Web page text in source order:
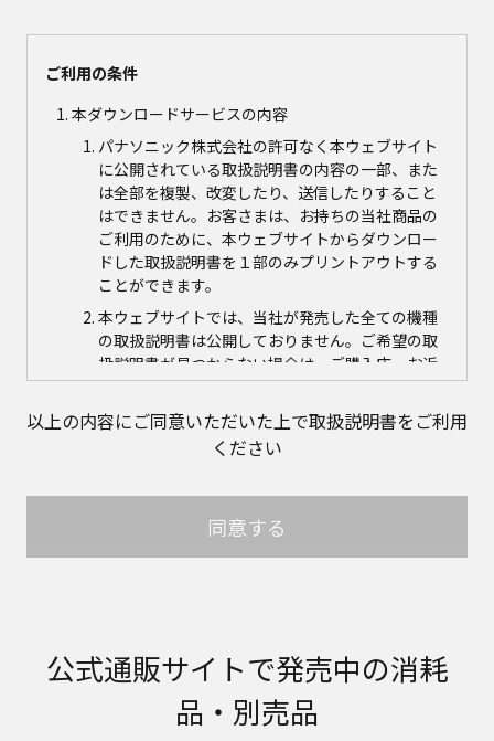
ご利用の条件
本ダウンロードサービスの内容
パナソニック株式会社の許可なく本ウェブサイト
に公開されている取扱説明書の内容の一部、また
は全部を複製、改変したり、送信したりすること
はできません。お客さまは、お持ちの当社商品の
ご利用のために、本ウェブサイトからダウンロー
ドした取扱説明書を１部のみプリントアウトする
ことができます。
本ウェブサイトでは、当社が発売した全ての機種
の取扱説明書は公開しておりません。ご希望の取
扱説明書が見つからない場合は、ご購入店、お近
くの当社商品の取扱店、または当社サービス会社
に直接お問い合わせの上、ご購入いただきますよ
うお願いいたします。ただし、商品自体の生産中
止などの理由により、当該商品につき取扱説明書
めご了承ください。
本ウェブサイトに公開されている取扱説明書の対
象商品が生産中止などの理由でご購入できない場
のお取り扱いについて。パナソニック株式会社お
内容を、ご相談への対応や修理、その確認などの
以上の内容にご同意いただいた上で取扱説明書をご利用
ください
同意する
公式通販サイトで発売中の消耗
品・別売品